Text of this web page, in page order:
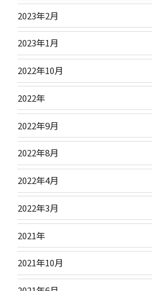
2023年2月
2023年1月
2022年10月
2022年
2022年9月
2022年8月
2022年4月
2022年3月
2021年
2021年10月